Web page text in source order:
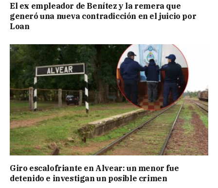
El ex empleador de Benítez y la remera que
generó una nueva contradicción en el juicio por
Loan
Giro escalofriante en Alvear: un menor fue
detenido e investigan un posible crimen